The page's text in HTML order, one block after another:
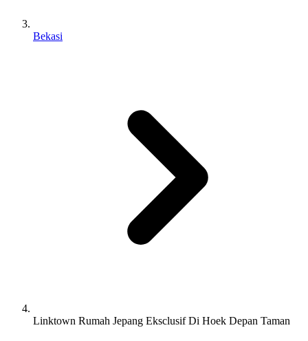
Bekasi
Linktown Rumah Jepang Eksclusif Di Hoek Depan Taman